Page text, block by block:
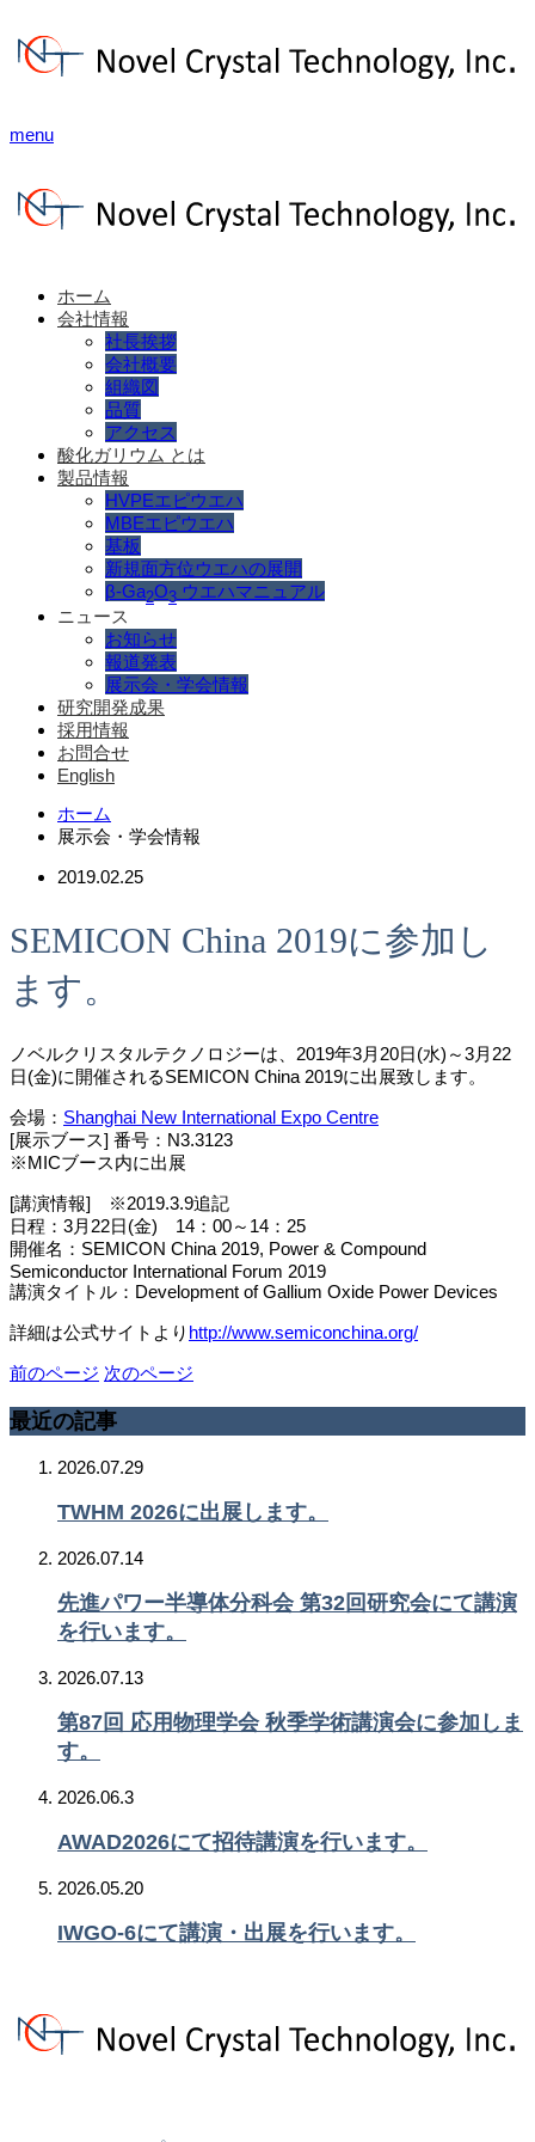
menu
ホーム
会社情報
社長挨拶
会社概要
組織図
品質
アクセス
酸化ガリウム とは
製品情報
HVPEエピウエハ
MBEエピウエハ
基板
新規面方位ウエハの展開
β-Ga2O3 ウエハマニュアル
ニュース
お知らせ
報道発表
展示会・学会情報
研究開発成果
採用情報
お問合せ
English
ホーム
展示会・学会情報
2019.02.25
SEMICON China 2019に参加し
ます。
ノベルクリスタルテクノロジーは、2019年3月20日(水)～3月22
日(金)に開催されるSEMICON China 2019に出展致します。
会場： Shanghai New International Expo Centre
[展示ブース] 番号：N3.3123
※MICブース内に出展
[講演情報] ※2019.3.9追記
日程：3月22日(金) 14：00～14：25
開催名：SEMICON China 2019, Power & Compound
Semiconductor International Forum 2019
講演タイトル：Development of Gallium Oxide Power Devices
詳細は公式サイトより http://www.semiconchina.org/
前のページ 次のページ
最近の記事
2026.07.29
TWHM 2026に出展します。
2026.07.14
先進パワー半導体分科会 第32回研究会にて講演
を行います。
2026.07.13
第87回 応用物理学会 秋季学術講演会に参加しま
す。
2026.06.3
AWAD2026にて招待講演を行います。
2026.05.20
IWGO-6にて講演・出展を行います。